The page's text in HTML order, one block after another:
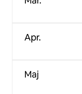
Apr.
Maj